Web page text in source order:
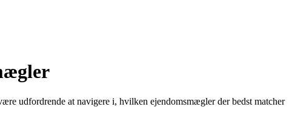
udfordrende at navigere i, hvilken ejendomsmægler der bedst matcher